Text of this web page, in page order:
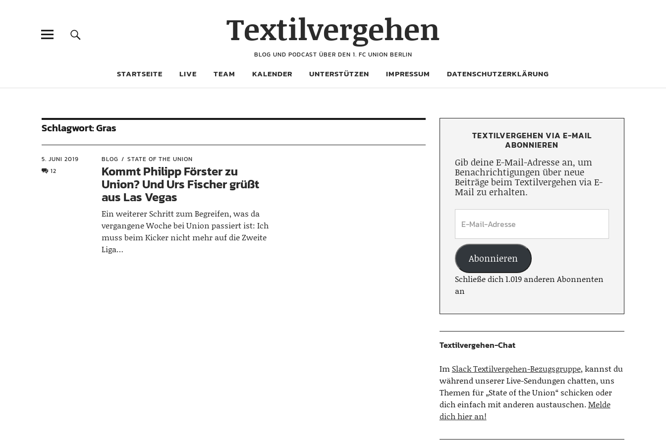
Textilvergehen
BLOG UND PODCAST ÜBER DEN 1. FC UNION BERLIN
STARTSEITE LIVE TEAM KALENDER UNTERSTÜTZEN IMPRESSUM DATENSCHUTZERKLÄRUNG
Schlagwort:Gras
5. JUNI 2019
12
BLOG STATE OF THE UNION
Kommt Philipp Förster zu
Union? Und Urs Fischer grüßt
aus Las Vegas
Ein weiterer Schritt zum Begreifen, was da
vergangene Woche bei Union passiert ist: Ich
muss beim Kicker nicht mehr auf die Zweite
Liga…
TEXTILVERGEHEN VIA E-MAIL
ABONNIEREN
Gib deine E-Mail-Adresse an, um
Benachrichtigungen über neue
Beiträge beim Textilvergehen via E-
Mail zu erhalten.
Abonnieren
Schließe dich 1.019 anderen Abonnenten
an
Textilvergehen-Chat
Im Slack Textilvergehen-Bezugsgruppe, kannst du
während unserer Live-Sendungen chatten, uns
Themen für „State of the Union“ schicken oder
dich einfach mit anderen austauschen.Melde
dich hier an!